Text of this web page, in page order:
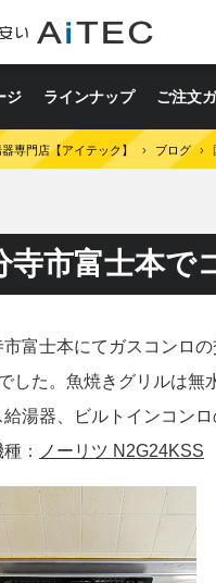
ジ ラインナップ ご注文
専門店【アイテック】 › ブログ ›
寺市富士本で
市富士本にてガスコンロ
した。魚焼きグリルは無
給湯器、ビルトインコン
：
ノーリツ N2G24KSS